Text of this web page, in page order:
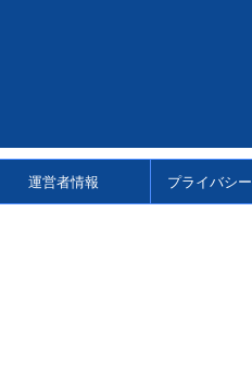
運営者情報 プライバシ